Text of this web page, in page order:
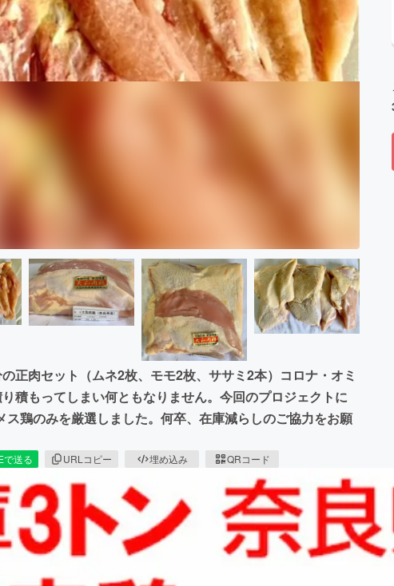
正肉セット（ムネ2枚、モモ2枚、ササミ2本）コロナ・オミ
積もってしまい何ともなりません。今回のプロジェクトに
鶏のみを厳選しました。何卒、在庫減らしのご協力をお願
で送る URLコピー 埋め込み QRコード